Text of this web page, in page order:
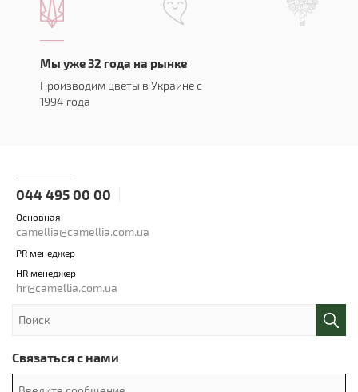
Мы уже 32 года на рынке
Производим цветы в Украине с
1994 года
044 495 00 00
Основная
camellia@camellia.com.ua
PR менеджер
HR менеджер
hr@camellia.com.ua
Связаться с нами